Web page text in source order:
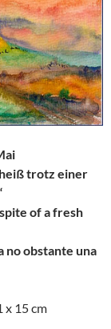
heiß trotz einer
of a fresh
no obstante una
x 15 cm